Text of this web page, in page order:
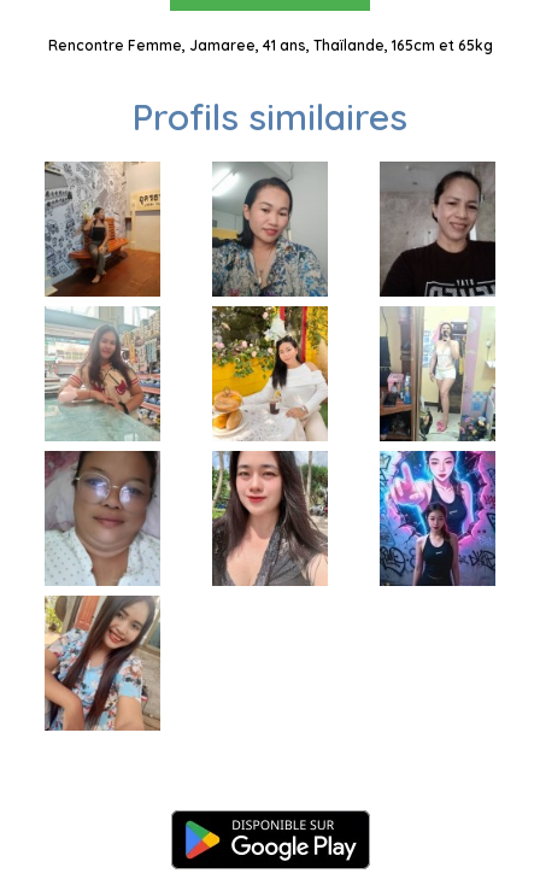
Rencontre Femme, Jamaree, 41 ans, Thaïlande, 165cm et 65kg
Profils similaires